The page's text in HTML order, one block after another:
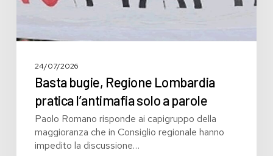
24/07/2026
Basta bugie, Regione Lombardia
pratica l’antimafia solo a parole
Paolo Romano risponde ai capigruppo della
maggioranza che in Consiglio regionale hanno
impedito la discussione…